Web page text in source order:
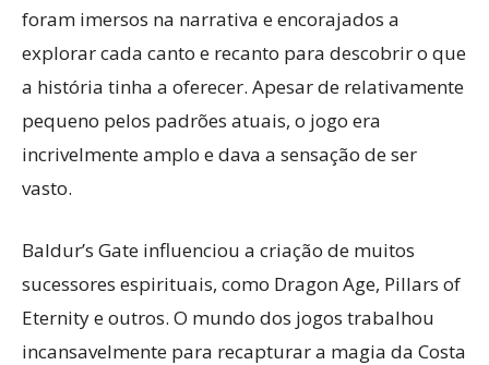
foram imersos na narrativa e encorajados a
explorar cada canto e recanto para descobrir o que
a história tinha a oferecer. Apesar de relativamente
pequeno pelos padrões atuais, o jogo era
incrivelmente amplo e dava a sensação de ser
vasto.
Baldur’s Gate influenciou a criação de muitos
sucessores espirituais, como Dragon Age, Pillars of
Eternity e outros. O mundo dos jogos trabalhou
incansavelmente para recapturar a magia da Costa